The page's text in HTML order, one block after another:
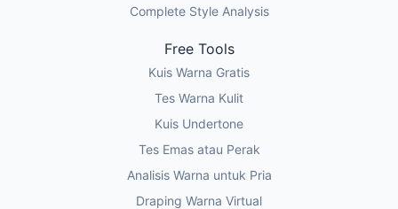
Complete Style Analysis
Free Tools
Kuis Warna Gratis
Tes Warna Kulit
Kuis Undertone
Tes Emas atau Perak
Analisis Warna untuk Pria
Draping Warna Virtual